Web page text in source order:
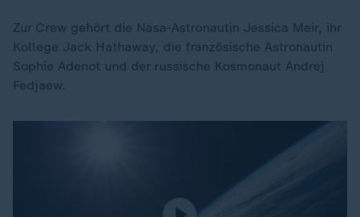
Zur Crew gehört die Nasa-Astronautin Jessica Meir, ihr
Kollege Jack Hathaway, die französische Astronautin
Sophie Adenot und der russische Kosmonaut Andrej
Fedjaew.